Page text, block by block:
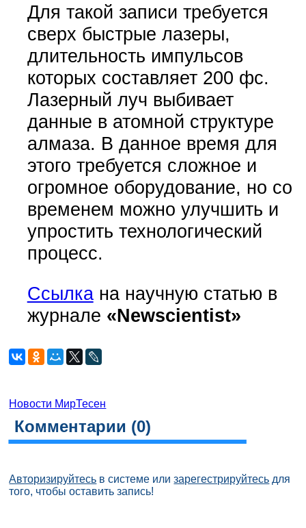
Для такой записи требуется
сверх быстрые лазеры,
длительность импульсов
которых составляет 200 фс.
Лазерный луч выбивает
данные в атомной структуре
алмаза. В данное время для
этого требуется сложное и
огромное оборудование, но со
временем можно улучшить и
упростить технологический
процесс.
Ссылкана научную статью в
журнале «Newscientist»
Новости МирТесен
Комментарии (0)
Авторизируйтесь в системе илизарегестрируйтесь для
того, чтобы оставить запись!